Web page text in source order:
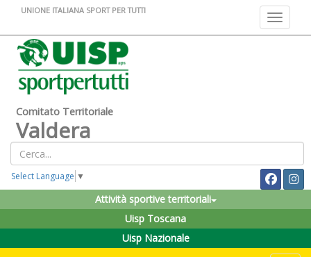
Toggle
UNIONE ITALIANA SPORT PER TUTTI
Comitato Territoriale
Valdera
Select Language ▼
Attività sportive territoriali
Uisp Toscana
Uisp Nazionale